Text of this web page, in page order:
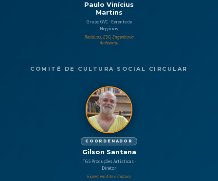
Paulo Vinícius
Martins
Grupo GVC · Gerente de
Negócios
Resíduos, ESG, Engenharia
Ambiental
COMITÊ DE CULTURA SOCIAL CIRCULAR
COORDENADOR
Gilson Santana
TGS Produções Artísticas ·
Diretor
Expert em Arte e Cultura